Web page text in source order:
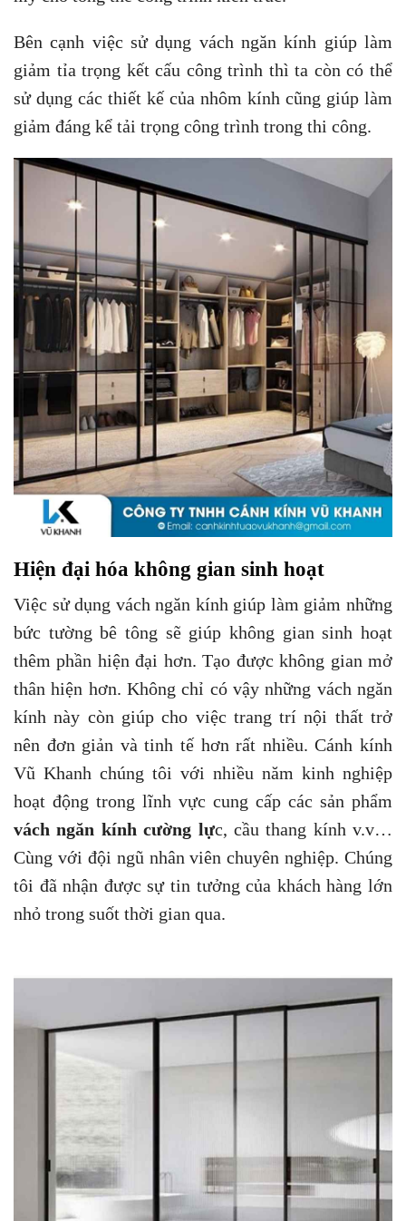
Bên cạnh việc sử dụng vách ngăn kính giúp làm
giảm tỉa trọng kết cấu công trình thì ta còn có thể
sử dụng các thiết kế của nhôm kính cũng giúp làm
giảm đáng kể tải trọng công trình trong thi công.
Hiện đại hóa không gian sinh hoạt
Việc sử dụng vách ngăn kính giúp làm giảm những
bức tường bê tông sẽ giúp không gian sinh hoạt
thêm phần hiện đại hơn. Tạo được không gian mở
thân hiện hơn. Không chỉ có vậy những vách ngăn
kính này còn giúp cho việc trang trí nội thất trở
nên đơn giản và tinh tế hơn rất nhiều. Cánh kính
Vũ Khanh chúng tôi với nhiều năm kinh nghiệp
hoạt động trong lĩnh vực cung cấp các sản phẩm
vách ngăn kính cường lực, cầu thang kính v.v…
Cùng với đội ngũ nhân viên chuyên nghiệp. Chúng
tôi đã nhận được sự tin tưởng của khách hàng lớn
nhỏ trong suốt thời gian qua.